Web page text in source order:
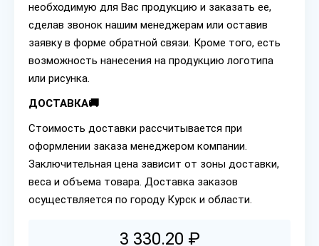
необходимую для Вас продукцию и заказать ее,
сделав звонок нашим менеджерам или оставив
заявку в форме обратной связи. Кроме того, есть
возможность нанесения на продукцию логотипа
или рисунка.
ДОСТАВКА🚚
Стоимость доставки рассчитывается при
оформлении заказа менеджером компании.
Заключительная цена зависит от зоны доставки,
веса и объема товара. Доставка заказов
осуществляется по городу Курск и области.
3 330.20 ₽